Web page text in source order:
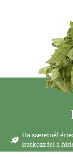
Ha szeretnél
iratkozz fel a